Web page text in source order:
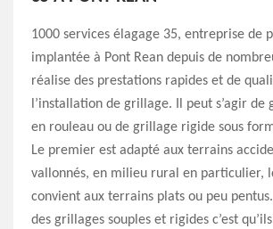
1000 services élagage 35, entreprise de
implantée à Pont Rean depuis de
réalise des prestations rapides et de
l’installation de grillage. Il peut s’agir de
en rouleau ou de grillage rigide sous
Le premier est adapté aux terrains
vallonnés, en milieu rural en particulier,
convient aux terrains plats ou peu
des grillages souples et rigides c’est